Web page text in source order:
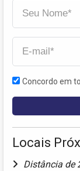
Concordo em
Locais
Distância de